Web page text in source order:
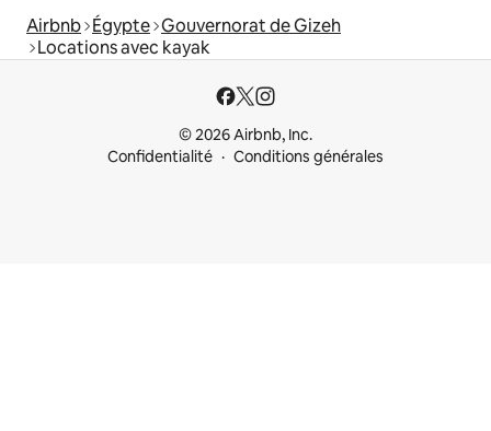
Airbnb Égypte Gouvernorat de Gizeh
Locations avec kayak
© 2026 Airbnb, Inc.
Confidentialité
Conditions générales